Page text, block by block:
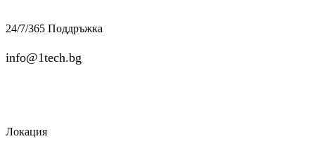
24/7/365 Поддръжка
info@1tech.bg
Локация